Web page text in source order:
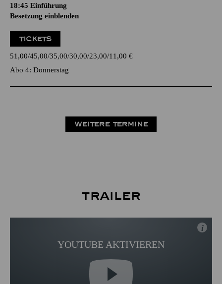
18:45 Einführung
Besetzung einblenden
TICKETS
51,00 45,00 35,00 30,00 23,00 11,00 €
Abo 4: Donnerstag
WEITERE TERMINE
Trailer
YOUTUBE AKTIVIEREN
i